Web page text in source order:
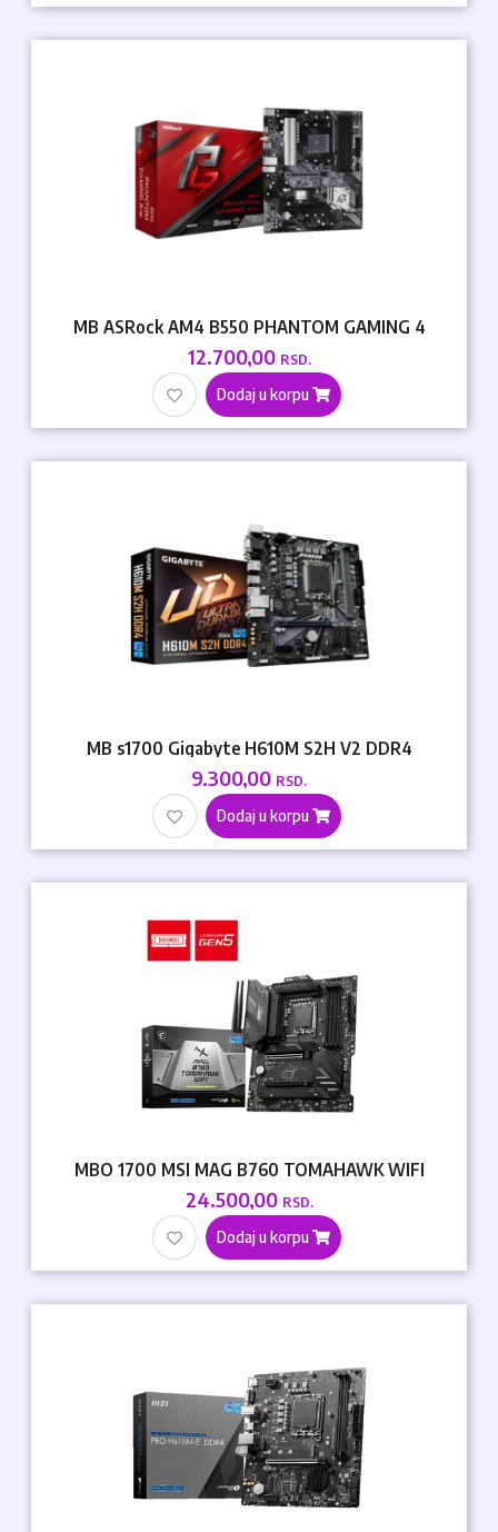
MB ASRock AM4 B550 PHANTOM GAMING 4
12.700,00 RSD.
Dodaj u korpu
MB s1700 Gigabyte H610M S2H V2 DDR4
9.300,00 RSD.
Dodaj u korpu
MBO 1700 MSI MAG B760 TOMAHAWK WIFI
24.500,00 RSD.
Dodaj u korpu